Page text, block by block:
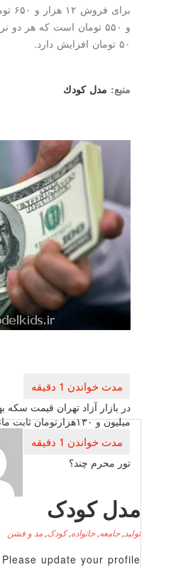
و ۵۵۰ تومان است كه هر دو نرخ
مدل كودك
راهبری
نوشته
میلیون و ۱۳۰هزارتومان ثابت ماند
تور محرم چند؟
کودک
جامعه,خانواده,کودک,مد و فشن
Please update your